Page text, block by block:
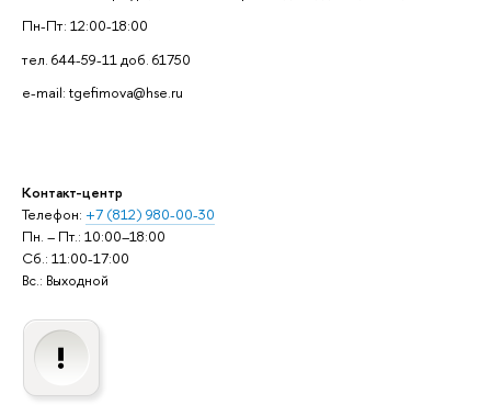
Пн-Пт: 12:00-18:00
тел. 644-59-11 доб. 61750
e-mail: tgefimova@hse.ru
Контакт-центр
Телефон: +7 (812) 980-00-30
Пн. – Пт.: 10:00–18:00
Сб.: 11:00-17:00
Вс.: Выходной